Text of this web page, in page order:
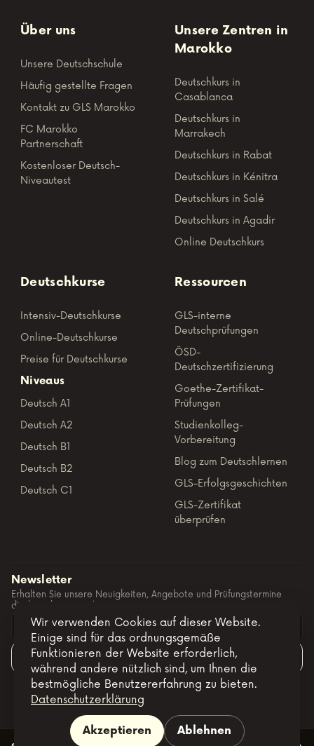
Über uns
Unsere Deutschschule
Häufig gestellte Fragen
Kontakt zu GLS Marokko
FC Marokko
Partnerschaft
Kostenloser Deutsch-
Niveautest
Unsere Zentren in
Marokko
Deutschkurs in
Casablanca
Deutschkurs in
Marrakech
Deutschkurs in Rabat
Deutschkurs in Kénitra
Deutschkurs in Salé
Deutschkurs in Agadir
Online Deutschkurs
Deutschkurse
Intensiv-Deutschkurse
Online-Deutschkurse
Preise für Deutschkurse
Niveaus
Deutsch A1
Deutsch A2
Deutsch B1
Deutsch B2
Deutsch C1
Ressourcen
GLS-interne
Deutschprüfungen
ÖSD-
Deutschzertifizierung
Goethe-Zertifikat-
Prüfungen
Studienkolleg-
Vorbereitung
Blog zum Deutschlernen
GLS-Erfolgsgeschichten
GLS-Zertifikat
überprüfen
Newsletter
Erhalten Sie unsere Neuigkeiten, Angebote und Prüfungstermine
direkt in Ihre E-Mail.
Abonnieren
Wir verwenden Cookies auf dieser Website.
Einige sind für das ordnungsgemäße
Funktionieren der Website erforderlich,
während andere nützlich sind, um Ihnen die
bestmögliche Benutzererfahrung zu bieten.
Datenschutzerklärung
Akzeptieren Ablehnen